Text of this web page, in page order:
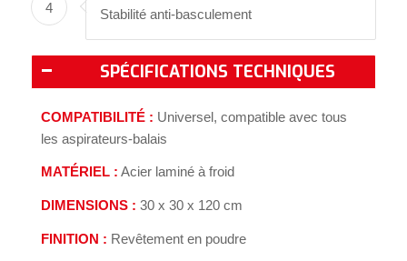
4 Stabilité anti-basculement
SPÉCIFICATIONS TECHNIQUES
COMPATIBILITÉ : Universel, compatible avec tous
les aspirateurs-balais
MATÉRIEL : Acier laminé à froid
DIMENSIONS : 30 x 30 x 120 cm
FINITION : Revêtement en poudre